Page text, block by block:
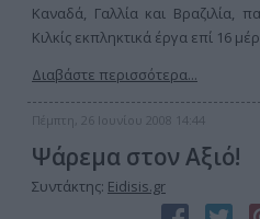
Καναδά, Γαλλία και Βραζιλία,
Κιλκίς εκπληκτικά έργα επί 16
Διαβάστε περισσότερα...
Πέμπτη, 26 Ιουνίου 2008 14:44
Ψάρεμα στον Αξιό!
Συντάκτης: Eidisis.gr